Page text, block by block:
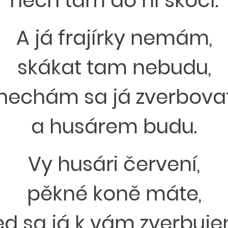
A já frajírky nemám,
skákat tam nebudu,
sa já
a husárem budu.
Vy husári červení,
pěkné koně máte,